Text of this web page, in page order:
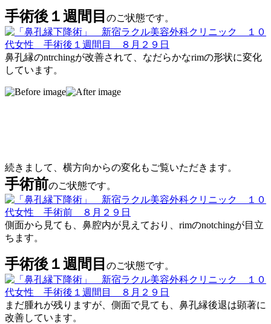
手術後１週間目 のご状態です。
鼻孔縁のntrchingが改善されて、なだらかなrimの形状に変化
しています。
続きまして、横方向からの変化もご覧いただきます。
手術前のご状態です。
側面から見ても、鼻腔内が見えており、rimのnotchingが目立
ちます。
手術後１週間目 のご状態です。
まだ腫れが残りますが、側面で見ても、鼻孔縁後退は顕著に
改善しています。